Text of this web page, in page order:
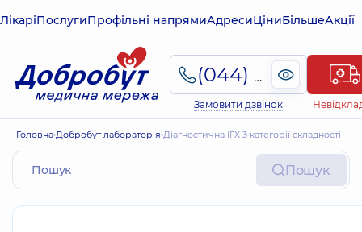
ЛікаріПослугиПрофільні напрямиАдресиЦіниБільшеАкції
(044) 495-2-888
Замовити дзвінок
Головна Добробут лабораторія Діагностична ІГХ 3 категорії складності
Пошук